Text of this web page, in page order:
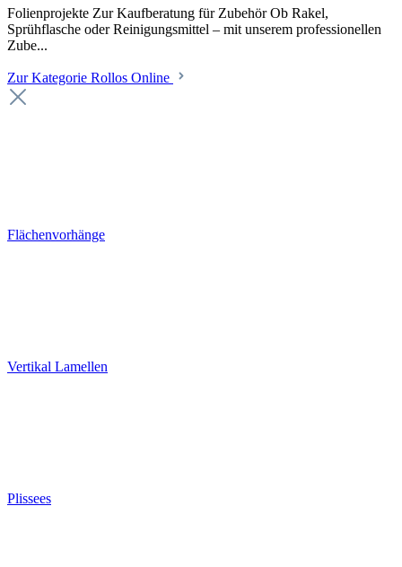
Folienprojekte Zur Kaufberatung für Zubehör Ob Rakel,
Sprühflasche oder Reinigungsmittel – mit unserem professionellen
Zube...
Zur Kategorie Rollos Online
Flächenvorhänge
Vertikal Lamellen
Plissees